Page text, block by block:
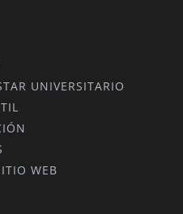
UNIVERSITARIO
WEB